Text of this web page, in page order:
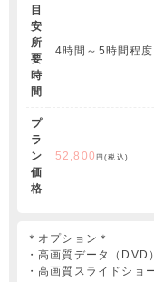
目
安
所
要
時
間
4時間～5時間程度
プ
ラ
ン
価
格
52,800 円(税込)
＊オプション＊
・高画質データ（
・高画質スライドシ